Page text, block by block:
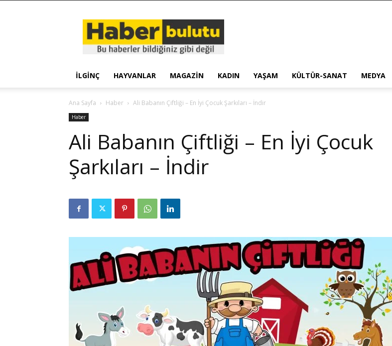
Haber
Bulutu
İLGINÇ HAYVANLAR MAGAZIN KADIN YAŞAM KÜLTÜR-SANAT MEDYA
Ana Sayfa Haber Ali Babanın Çiftliği – En İyi Çocuk Şarkıları – İndir
Haber
Ali Babanın Çiftliği – En İyi Çocuk
Şarkıları – İndir